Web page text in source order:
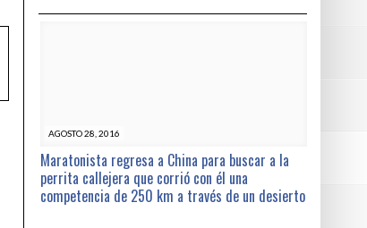
AGOSTO 28, 2016
Maratonista regresa a China para buscar a la
perrita callejera que corrió con él una
competencia de 250 km a través de un desierto